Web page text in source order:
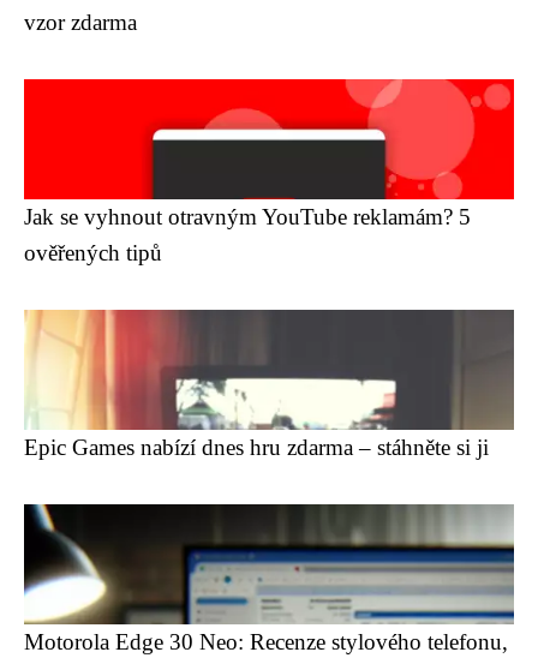
vzor zdarma
Jak se vyhnout otravným YouTube reklamám? 5
ověřených tipů
Epic Games nabízí dnes hru zdarma – stáhněte si ji
Motorola Edge 30 Neo: Recenze stylového telefonu,